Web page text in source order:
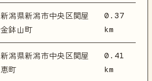
新潟県新潟市中央区関屋
金鉢山町
0.37
km
新潟県新潟市中央区関屋
恵町
0.41
km